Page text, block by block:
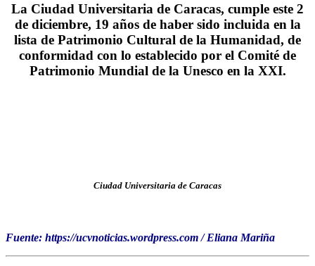
La Ciudad Universitaria de Caracas, cumple este 2
de diciembre, 19 años de haber sido incluida en la
lista de Patrimonio Cultural de la Humanidad, de
conformidad con lo establecido por el Comité de
Patrimonio Mundial de la Unesco en la XXI.
Ciudad Universitaria de Caracas
Fuente: https://ucvnoticias.wordpress.com / Eliana Mariña